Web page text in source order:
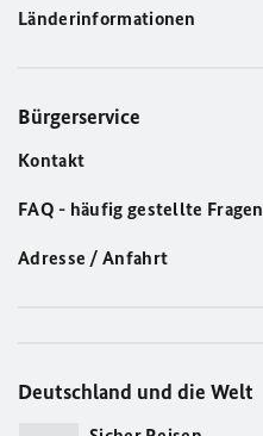
Länderinformationen
Bürgerservice
Kontakt
FAQ - häufig gestellte Fragen
Adresse / Anfahrt
Deutschland und die Welt